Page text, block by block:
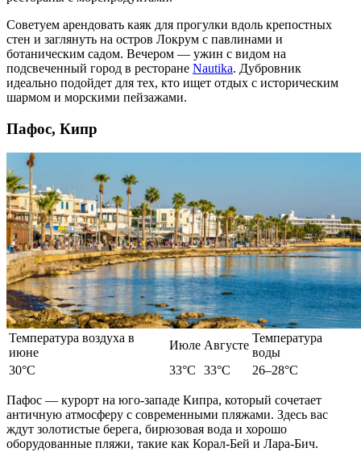
Советуем арендовать каяк для прогулки вдоль крепостных
стен и заглянуть на остров Локрум с павлинами и
ботаническим садом. Вечером — ужин с видом на
подсвеченный город в ресторане Nautika. Дубровник
идеально подойдет для тех, кто ищет отдых с историческим
шармом и морскими пейзажами.
Пафос, Кипр
Температура воздуха в
июне
Июле Августе
Температура
воды
30°C
33°C 33°C 26–28°C
Пафос — курорт на юго-западе Кипра, который сочетает
античную атмосферу с современными пляжами. Здесь вас
ждут золотистые берега, бирюзовая вода и хорошо
оборудованные пляжи, такие как Корал-Бей и Лара-Бич.